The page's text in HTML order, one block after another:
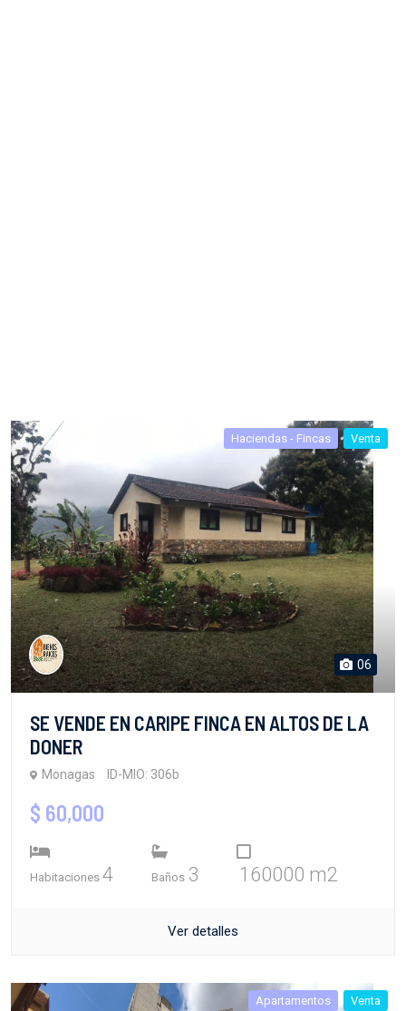
Haciendas - Fincas Venta
06
SE VENDE EN CARIPE FINCA EN ALTOS DE LA
DONER
Monagas ID-MIO: 306b
$ 60,000
Habitaciones 4 Baños 3 160000 m2
Ver detalles
Apartamentos Venta